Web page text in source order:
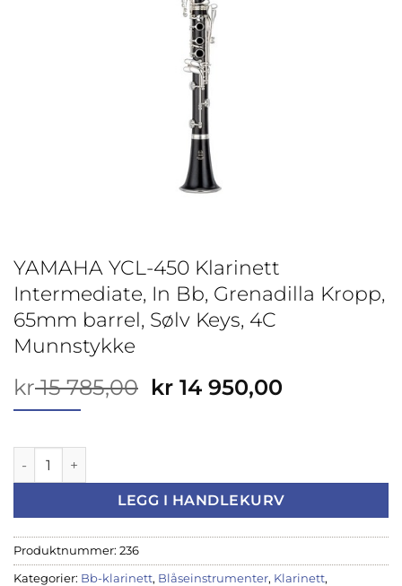
YAMAHA YCL-450 Klarinett
Intermediate, In Bb, Grenadilla Kropp,
65mm barrel, Sølv Keys, 4C
Munnstykke
kr15 785,00 Opprinnelig
kr 14 950,00
YAMAHA YCL-450 Klarinett Intermediate, In Bb,
LEGG I HANDLEKURV
Produktnummer: 236
Kategorier: Bb-klarinett, Blåseinstrumenter, Klarinett,